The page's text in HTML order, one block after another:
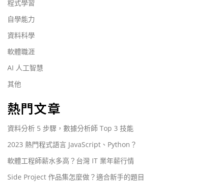
程式學習
自學能力
資料科學
軟體職涯
AI 人工智慧
其他
熱門文章
資料分析 5 步驟，數據分析師 Top 3 技能
2023 熱門程式語言 JavaScript、Python？
軟體工程師薪水多高？台灣 IT 業年薪行情
Side Project 作品集怎麼做？適合新手的題目